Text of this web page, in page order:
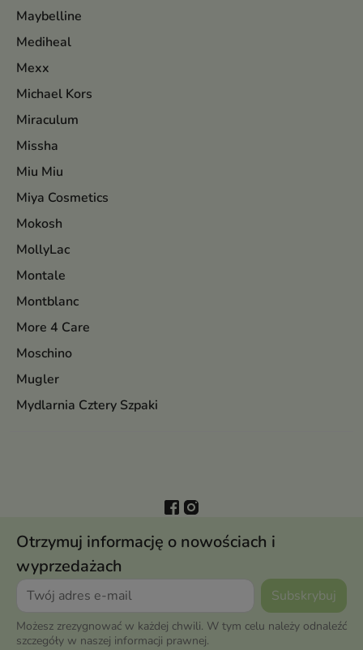
Maybelline
Mediheal
Mexx
Michael Kors
Miraculum
Missha
Miu Miu
Miya Cosmetics
Mokosh
MollyLac
Montale
Montblanc
More 4 Care
Moschino
Mugler
Mydlarnia Cztery Szpaki
Otrzymuj informację o nowościach i
wyprzedażach
Możesz zrezygnować w każdej chwili. W tym celu należy odnaleźć
szczegóły w naszej informacji prawnej.